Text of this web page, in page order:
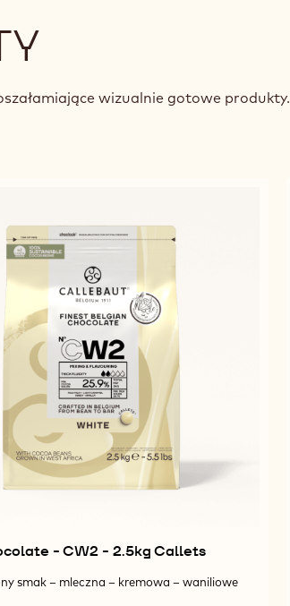
wizualnie gotowe produkty.
- CW2 - 2.5kg Callets
smak – mleczna – kremowa – waniliowe